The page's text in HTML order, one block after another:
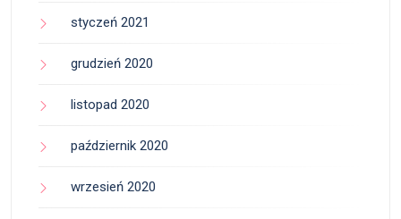
styczeń 2021
grudzień 2020
listopad 2020
październik 2020
wrzesień 2020